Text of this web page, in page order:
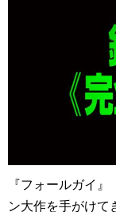
『フォールガイ
ン大作を手がけ